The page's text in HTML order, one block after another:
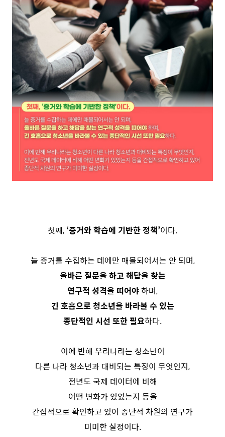
첫째, ‘증거와 학습에 기반한 정책’이다.
늘 증거를 수집하는 데에만 매몰되어서는 안 되며,
올바른 질문을 하고 해답을 찾는
연구적 성격을 띠어야하며,
긴 호흡으로 청소년을 바라볼 수 있는
종단적인 시선 또한 필요하다.
이에 반해 우리나라는 청소년이
다른 나라 청소년과 대비되는 특징이 무엇인지,
전년도 국제 데이터에 비해
어떤 변화가 있었는지 등을
간접적으로 확인하고 있어 종단적 차원의 연구가
미미한 실정이다.